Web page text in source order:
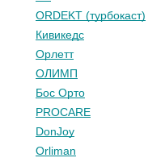
ORDEKT (турбокаст)
Кивикедс
Орлетт
ОЛИМП
Бос Орто
PROCARE
DonJoy
Orliman